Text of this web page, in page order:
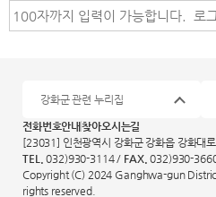
전화번호안내 찾아오시는길
[23031] 인천광역시 강화군 강화읍 강화대
TEL.
032)930-3114 / FAX. 032)930-
Copyright (C) 2024 Ganghwa-gun
rights reserved.
강화군 관련 누리집